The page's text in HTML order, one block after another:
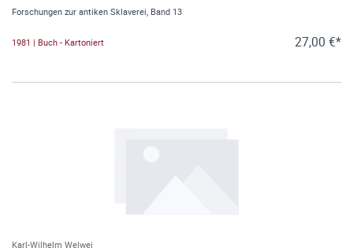
Forschungen zur antiken Sklaverei, Band 13
1981 | Buch - Kartoniert 27,00 €*
Karl-Wilhelm Welwei